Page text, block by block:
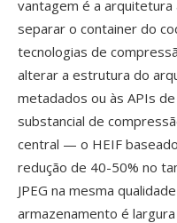
vantagem é a
separar o container do
tecnologias de
alterar a estrutura do
metadados ou às APIs
substancial de
central — o HEIF
redução de 40-50% no
JPEG na mesma
armazenamento é